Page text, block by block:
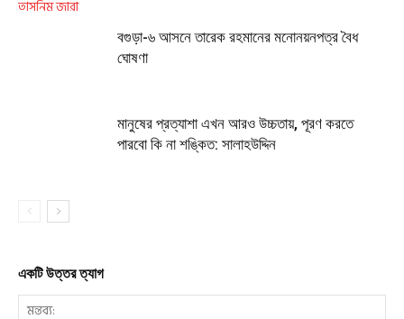
বগুড়া-৬ আসনে তারেক রহমানের মনোনয়নপত্র বৈধ
ঘোষণা
মানুষের প্রত্যাশা এখন আরও উচ্চতায়, পূরণ করতে
পারবো কি না শঙ্কিত: সালাহউদ্দিন
একটি উত্তর ত্যাগ